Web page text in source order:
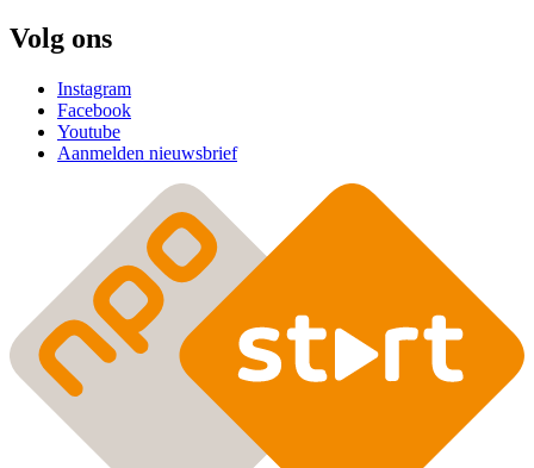
Volg ons
Instagram
Facebook
Youtube
Aanmelden nieuwsbrief